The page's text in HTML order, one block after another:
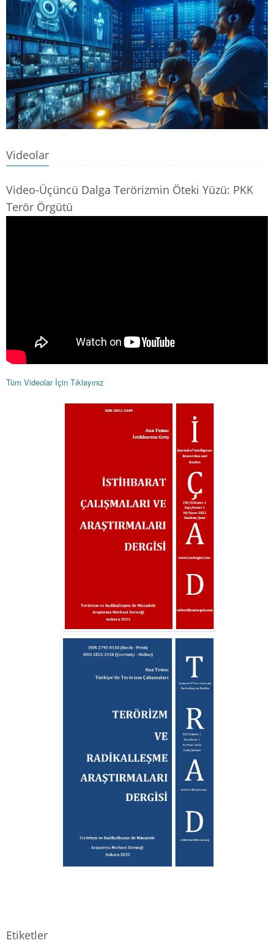
Videolar
Video-Üçüncü Dalga Terörizmin Öteki Yüzü: PKK
Terör Örgütü
Tüm Videolar İçin Tıklayınız
Etiketler